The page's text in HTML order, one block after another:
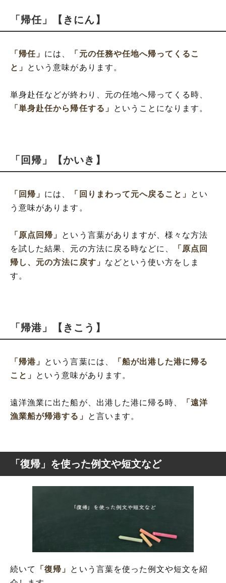
「帰任」【きにん】
「帰任」 には、
「元の任務や任地へ帰ってくるこ
と」
という意味があります。
単身赴任などが終わり、元の任地へ帰ってくる時、
「単身赴任から帰任する」
ということになります。
「回帰」【かいき】
「回帰」 には、 「回りまわって元へ戻ること」 とい
う意味があります。
「原点回帰」 という言葉がありますが、様々な方法
を試した結果、元の方法に戻る時などに、
「原点回
帰し、元の方法に戻す」 などという使い方をしま
す。
「帰港」【きこう】
「帰港」 という言葉には、
「船が出港した港に帰る
こと」
という意味があります。
遠洋漁業に出た船が、出港した港に帰る時、
「遠洋
漁業船が帰港する」
と言います。
「復帰」を使った例文や短文など
続いて 「復帰」 という言葉を使った例文や短文を紹